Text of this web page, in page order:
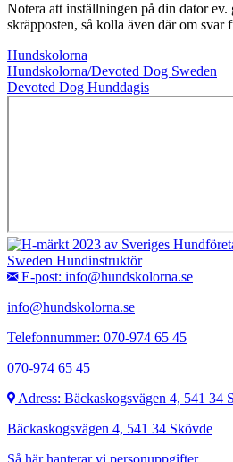
Notera att inställningen på din dator ev.
skräpposten, så kolla även där om svar
Hundskolorna
Hundskolorna/Devoted Dog Sweden
Devoted Dog Hunddagis
E-post: info@hundskolorna.se
info@hundskolorna.se
Telefonnummer: 070-974 65 45
070-974 65 45
Adress: Bäckaskogsvägen 4, 541 34
Bäckaskogsvägen 4, 541 34 Skövde